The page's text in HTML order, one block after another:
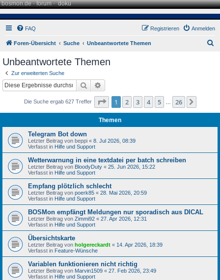
bosmon.de·forum·doku
FAQ Anmelden
Registrieren
Foren-Übersicht Suche Unbeantwortete Themen
Unbeantwortete Themen
Zur erweiterten Suche
Suche
Die Suche ergab 627 Treffer Seite 1von 26
1 2 3 4 5 26
Themen
Telegram Bot down
Letzter Beitrag von beppi « 8. Jul 2026, 08:39
Verfasst in Hilfe und Support
Wetterwarnung in eine textdatei per batch schreiben
Letzter Beitrag von BloodyDuty « 25. Jun 2026, 15:22
Verfasst in Hilfe und Support
Empfang plötzlich schlecht
Letzter Beitrag von poerk85 « 28. Mai 2026, 20:59
Verfasst in Hilfe und Support
BOSMon empfängt Meldungen nur sporadisch aus DICAL
Letzter Beitrag von Zimmi92 « 27. Apr 2026, 12:31
Verfasst in Hilfe und Support
Übersichtskarte
Letzter Beitrag von holgereckardt « 14. Apr 2026, 18:39
Verfasst in Feature-Wünsche
Variablen funktionieren nicht richtig
Letzter Beitrag von Marvin1509 « 27. Feb 2026, 23:49
Verfasst in Hilfe und Support